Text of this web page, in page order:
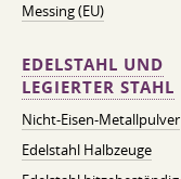
Messing (EU)
EDELSTAHL UND
LEGIERTER STAHL
Nicht-Eisen-Metallpulver
Edelstahl Halbzeuge